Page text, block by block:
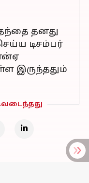
தந்தை தனது
டிசம்பர்
இருந்ததும்